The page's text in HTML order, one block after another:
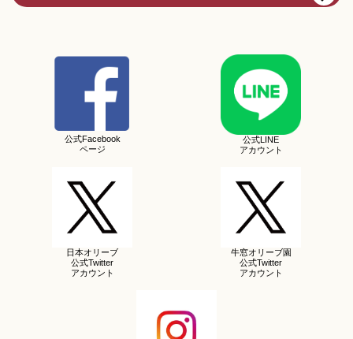
公式Facebook
ページ
公式LINE
アカウント
日本オリーブ
公式Twitter
アカウント
牛窓オリーブ園
公式Twitter
アカウント